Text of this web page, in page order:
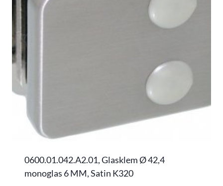
0600.01.042.A2.01, Glasklem Ø 42,4
monoglas 6 MM, Satin K320